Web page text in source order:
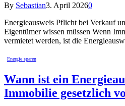
By Sebastian3. April 20260
Energieausweis Pflicht bei Verkauf
Eigentümer wissen müssen Wenn
vermietet werden, ist die
Energie sparen
Wann ist ein
Immobilie gesetzlich